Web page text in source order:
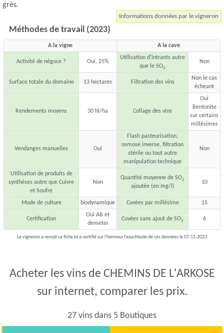
grès.
Informations données par le vigneron
Méthodes de travail (2023)
A la vigne A la cave
Activité de négoce ? Oui, 25%
Utilisation d'intrants autre
que le SO2
Non
Surface totale du domaine 13 hectares Filtration des vins
Non le cas
écheant
Rendements moyens 30 hl/ha Collage des vins
Oui
Bentonite
sur certains
millésimes
Vendanges manuelles Oui
Flash pasteurisation,
osmose inverse, filtration
stérile ou tout autre
manipulation technique
Non
Utilisation de produits de
synthèses autre que Cuivre
et Soufre
Non
Quantité moyenne de SO2
ajoutée (en mg/l)
10
Mode de culture biodynamique Cuvées par millésime 15
Certification
Oui AB et
demeter
Cuvées sans ajout de SO2 6
Le vigneron a rempli sa fiche et a certifié sur l'honneur l'exactitude de ces données le 07-11-2023
Acheter les vins de CHEMINS DE L'ARKOSE
sur internet, comparer les prix.
27 vins dans 5 Boutiques